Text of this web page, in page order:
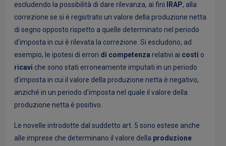
escludendo la possibilità di dare rilevanza, ai fini
IRAP, alla
correzione se si è registrato un valore della produzione netta
di segno opposto rispetto a quelle determinato nel periodo
d'imposta in cui è rilevata la correzione. Si escludono, ad
esempio, le ipotesi di errori di competenza relativi ai costi o
ricavi che sono stati erroneamente imputati in un periodo
d'imposta in cui il valore della produzione netta è negativo,
anziché in un periodo d'imposta nel quale il valore della
produzione netta è positivo.
Le novelle introdotte dal suddetto art. 5 sono estese anche
alle imprese che determinano il valore della produzione